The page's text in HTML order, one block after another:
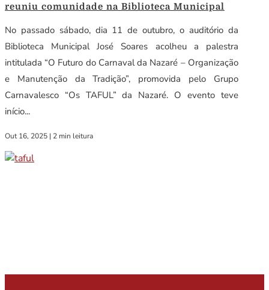
reuniu comunidade na Biblioteca Municipal
No passado sábado, dia 11 de outubro, o auditório da
Biblioteca Municipal José Soares acolheu a palestra
intitulada “O Futuro do Carnaval da Nazaré – Organização
e Manutenção da Tradição”, promovida pelo Grupo
Carnavalesco “Os TAFUL” da Nazaré. O evento teve
início...
Out 16, 2025 | 2 min leitura